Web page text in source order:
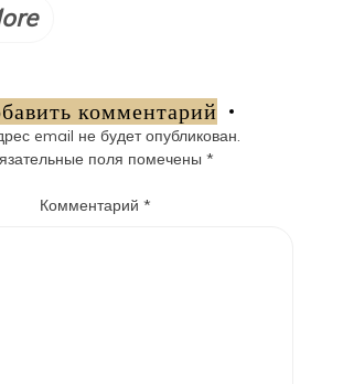
комментарий
email не будет опубликован.
поля помечены *
Комментарий*